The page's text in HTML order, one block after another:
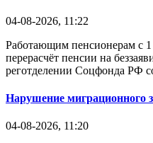
04-08-2026, 11:22
Работающим пенсионерам с 1
перерасчёт пенсии на
реготделении Соцфонда РФ
Нарушение миграционного
04-08-2026, 11:20